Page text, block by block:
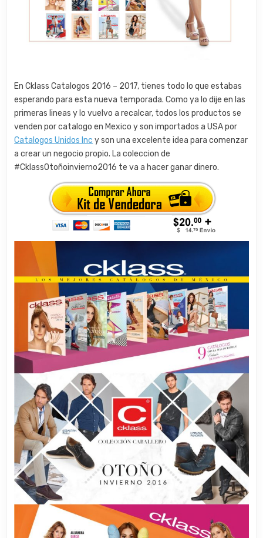
En Cklass Catalogos 2016 – 2017, tienes todo lo que estabas
esperando para esta nueva temporada. Como ya lo dije en las
primeras lineas y lo vuelvo a recalcar, todos los productos se
venden por catalogo en Mexico y son importados a USA por
Catalogos Unidos Inc y son una excelente idea para comenzar
a crear un negocio propio. La coleccion de
#CklassOtoñoinvierno2016 te va a hacer ganar dinero.